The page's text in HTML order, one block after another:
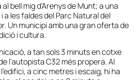
bell mig d’Arenys de Munt; a una
a les faldes del Parc Natural del
Un municipi amb una gran oferta de
i cultura.
a tan sols 3 minuts en cotxe
l’autopista C32 més propera. Al
a cinc metres i escaig, hi ha